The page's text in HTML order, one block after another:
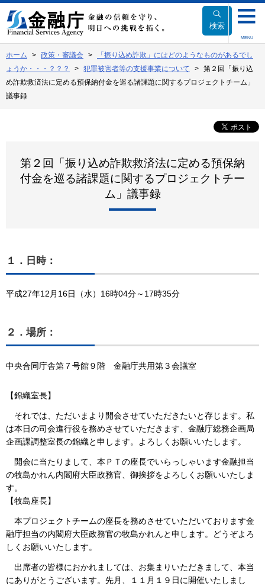
文
へ
動
検索
MENU
ホーム 政策・審議会
「振り込め詐欺」にはどのようなものがあるでし
ょうか・・・？？？
犯罪被害者等の支援事業について
第２回「振り込
め詐欺救済法に定める預保納付金を巡る諸課題に関するプロジェクトチーム」
議事録
第２回「振り込め詐欺救済法に定める預保納
付金を巡る諸課題に関するプロジェクトチー
ム」議事録
１．日時：
平成27年12月16日（水）16時04分～17時35分
２．場所：
中央合同庁舎第７号館９階 金融庁共用第３会議室
【錦織室長】
それでは、ただいまより開会させていただきたいと存じます。私
は本日の司会進行役を務めさせていただきます、金融庁総務企画局
企画課調整室長の錦織と申します。よろしくお願いいたします。
開会に当たりまして、本ＰＴの座長でいらっしゃいます金融担当
の牧島かれん内閣府大臣政務官、御挨拶をよろしくお願いいたしま
す。
【牧島座長】
本プロジェクトチームの座長を務めさせていただいております金
融庁担当の内閣府大臣政務官の牧島かれんと申します。どうぞよろ
しくお願いいたします。
出席者の皆様におかれましては、お集まりいただきまして、本当
にありがとうございます。先月、１１月１９日に開催いたしまし